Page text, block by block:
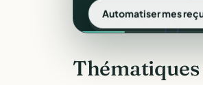
Automatiser mes